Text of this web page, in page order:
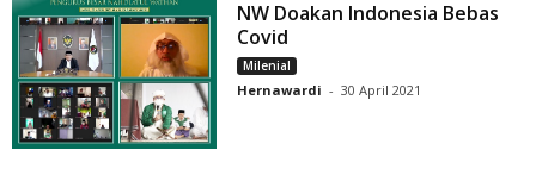
NW Doakan Indonesia Bebas
Covid
Milenial
Hernawardi - 30 April 2021